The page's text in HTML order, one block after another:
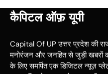
कैपिटल ऑफ़ यूपी
Capital Of UP उत्तर प्रदेश की
मनोरंजन और जनहित से जुड़ी खबरों
के लिए समर्पित एक डिजिटल न्यूज़